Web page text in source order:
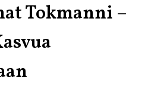
Tokmanni –